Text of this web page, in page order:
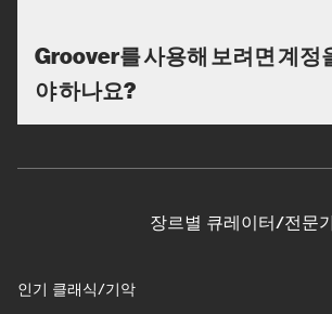
Groover를 사용해 보려면 계정
야 하나요?
장르별 큐레이터/전문
인기 클래식/기악